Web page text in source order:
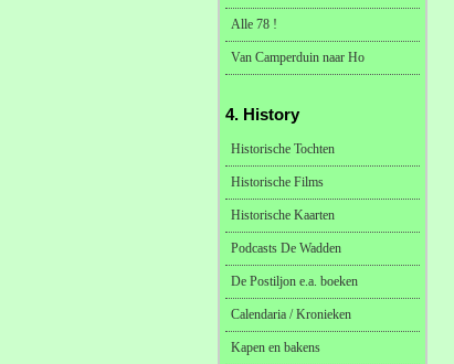
Alle 78 !
Van Camperduin naar Ho
4. History
Historische Tochten
Historische Films
Historische Kaarten
Podcasts De Wadden
De Postiljon e.a. boeken
Calendaria / Kronieken
Kapen en bakens